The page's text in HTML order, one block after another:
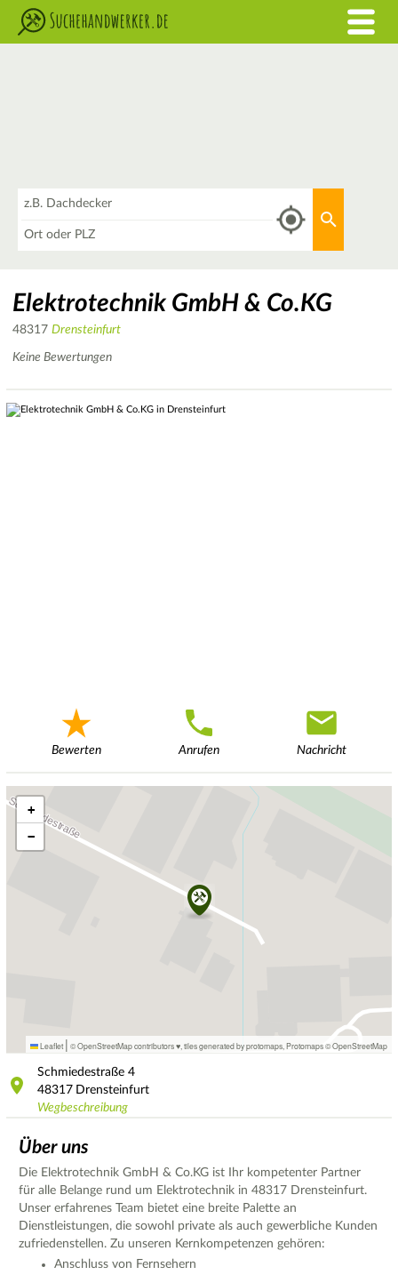
Elektrotechnik GmbH & Co.KG
48317 Drensteinfurt
Keine Bewertungen
Bewerten Anrufen Nachricht
+
−
Leaflet | © OpenStreetMap contributors ♥, tiles generated by protomaps Protomaps©OpenStreetMap
Schmiedestraße 4
48317 Drensteinfurt
Wegbeschreibung
Über uns
Die Elektrotechnik GmbH & Co.KG ist Ihr kompetenter Partner
für alle Belange rund um Elektrotechnik in 48317 Drensteinfurt.
Unser erfahrenes Team bietet eine breite Palette an
Dienstleistungen, die sowohl private als auch gewerbliche Kunden
zufriedenstellen. Zu unseren Kernkompetenzen gehören:
Anschluss von Fernsehern